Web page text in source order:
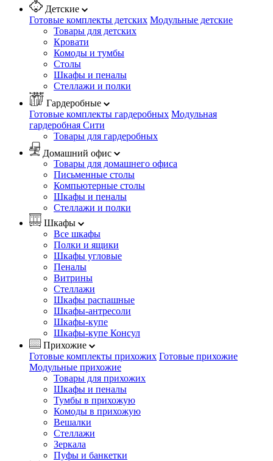
Детские
Готовые комплекты детских Модульные детские
Товары для детских
Кровати
Комоды и тумбы
Столы
Шкафы и пеналы
Стеллажи и полки
Гардеробные
Готовые комплекты гардеробных Модульная
гардеробная Сити
Товары для гардеробных
Домашний офис
Товары для домашнего офиса
Письменные столы
Компьютерные столы
Шкафы и пеналы
Стеллажи и полки
Шкафы
Все шкафы
Полки и ящики
Шкафы угловые
Пеналы
Витрины
Стеллажи
Шкафы распашные
Шкафы-антресоли
Шкафы-купе
Шкафы-купе Консул
Прихожие
Готовые комплекты прихожих Готовые прихожие
Модульные прихожие
Товары для прихожих
Шкафы и пеналы
Тумбы в прихожую
Комоды в прихожую
Вешалки
Стеллажи
Зеркала
Пуфы и банкетки